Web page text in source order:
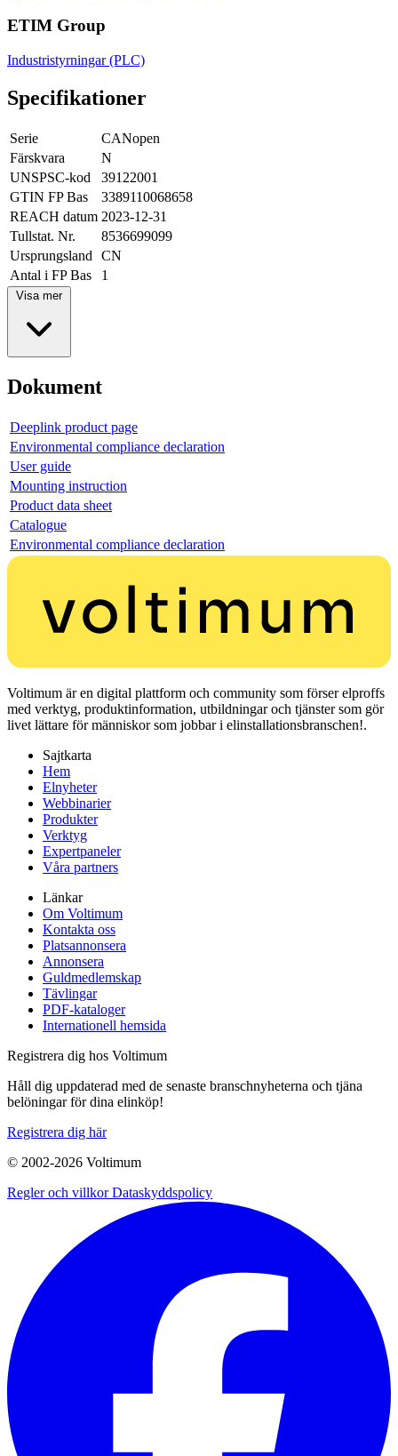
ETIM Group
Industristyrningar (PLC)
Specifikationer
Serie
CANopen
Färskvara
N
UNSPSC-kod
39122001
GTIN FP Bas
3389110068658
REACH datum 2023-12-31
Tullstat. Nr.
8536699099
Ursprungsland
CN
Antal i FP Bas
1
Visa mer
Dokument
Deeplink product page
Environmental compliance declaration
User guide
Mounting instruction
Product data sheet
Catalogue
Environmental compliance declaration
Voltimum är en digital plattform och community som förser elproffs
med verktyg, produktinformation, utbildningar och tjänster som gör
livet lättare för människor som jobbar i elinstallationsbranschen!.
Sajtkarta
Hem
Elnyheter
Webbinarier
Produkter
Verktyg
Expertpaneler
Våra partners
Länkar
Om Voltimum
Kontakta oss
Platsannonsera
Annonsera
Guldmedlemskap
Tävlingar
PDF-kataloger
Internationell hemsida
Registrera dig hos Voltimum
Håll dig uppdaterad med de senaste branschnyheterna och tjäna
belöningar för dina elinköp!
Registrera dig här
© 2002-2026 Voltimum
Regler och villkorDataskyddspolicy